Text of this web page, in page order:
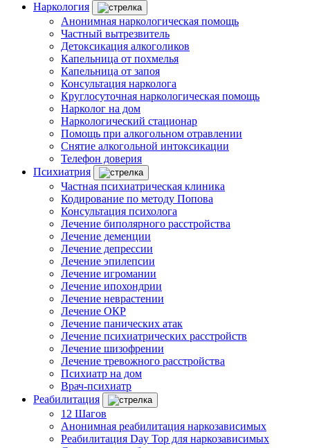
Наркология
Анонимная наркологическая помощь
Частный вытрезвитель
Детоксикация алкоголиков
Капельница от похмелья
Капельница от запоя
Консультация нарколога
Круглосуточная наркологическая помощь
Нарколог на дом
Наркологический стационар
Помощь при алкогольном отравлении
Снятие алкогольной интоксикации
Телефон доверия
Психиатрия
Частная психиатрическая клиника
Кодирование по методу Попова
Консультация психолога
Лечение биполярного расстройства
Лечение деменции
Лечение депрессии
Лечение эпилепсии
Лечение игромании
Лечение ипохондрии
Лечение неврастении
Лечение ОКР
Лечение панических атак
Лечение психиатрических расстройств
Лечение шизофрении
Лечение тревожного расстройства
Психиатр на дом
Врач-психиатр
Реабилитация
12 Шагов
Анонимная реабилитация наркозависимых
Реабилитация Day Top для наркозависимых